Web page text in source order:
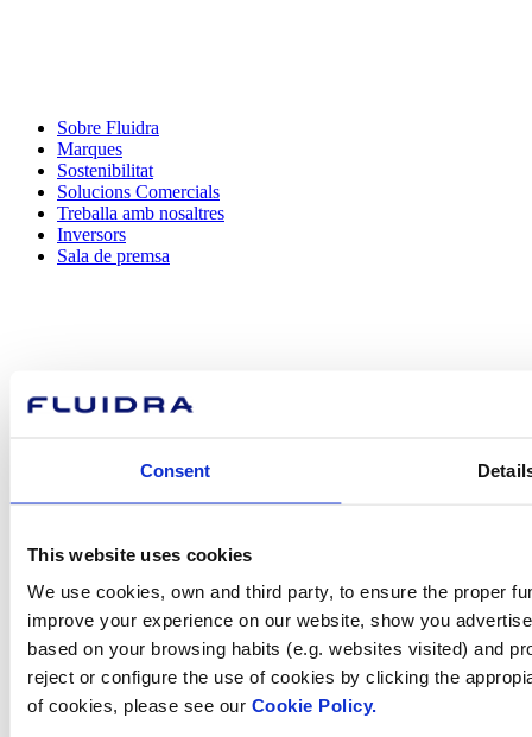
Consent
This website uses cookies
We use cookies, own and third party, to ensure the proper
improve your experience on our website, show you
based on your browsing habits (e.g. websites visited) and
reject or configure the use of cookies by clicking the
of cookies, please see our Cookie Policy.
Sobre Fluidra
Marques
Sostenibilitat
Solucions Comercials
Treballa amb nosaltres
Inversors
Sala de premsa
Com podem
ajudar-te?
Trobi Fluidra
al seu país